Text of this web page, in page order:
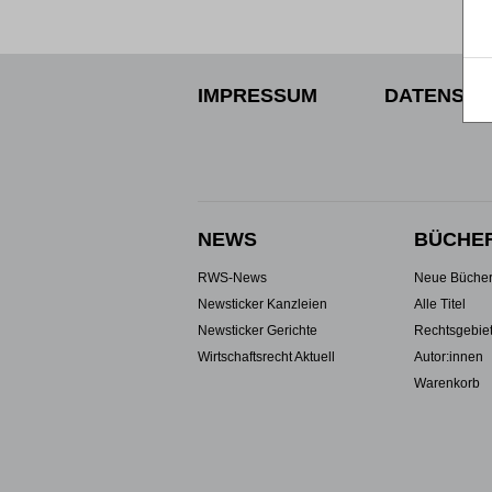
IMPRESSUM
NEWS
RWS-News
Newsticker Kanzleien
Newsticker Gerichte
Wirtschaftsrecht Aktuell
Neue Bücher
Alle Titel
Autor:innen
Warenkorb